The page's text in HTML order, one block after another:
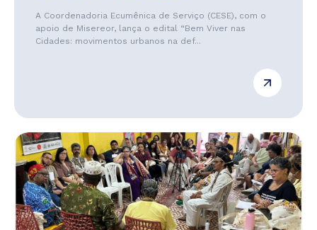
A Coordenadoria Ecumênica de Serviço (CESE), com o
apoio de Misereor, lança o edital “Bem Viver nas
Cidades: movimentos urbanos na def...